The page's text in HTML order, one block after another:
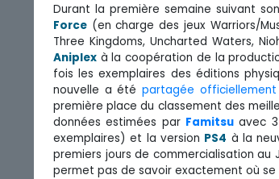
Durant la première semaine suivant
Force (en charge des jeux Warriors/
Three Kingdoms, Uncharted Waters,
Aniplex à la coopération de la
fois les exemplaires des éditions
nouvelle a étépartagée officiellement
première place du classement des
données estimées par Famitsu avec
exemplaires) et la version PS4 à la
premiers jours de commercialisation au
permet pas de savoir exactement où